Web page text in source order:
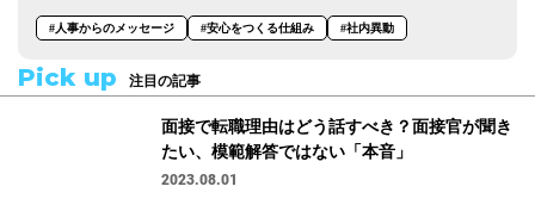
#人事からのメッセージ #安心をつくる仕組み #社内異動
Pick up 注目の記事
面接で転職理由はどう話すべき？面接官が聞き
たい、模範解答ではない「本音」
2023.08.01